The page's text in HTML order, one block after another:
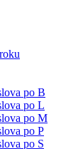
po B
po L
po M
po P
po S